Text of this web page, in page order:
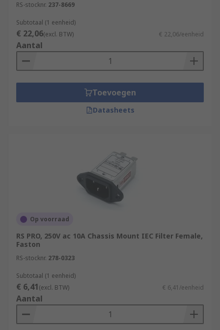
devices.
In power supplies or electronic equipment
industries, the IEC filter contains internally
generated noise inside the device and blocks out
external line noise. IEC filters have domestic
microwaves where internal electromagnetic
interference is frequently created, and may
otherwise damage the appliance.
There are a vast number of IEC filter types
available, each of which is adapted to a specific
RS-stocknr. 237-8669
Subtotaal (1 eenheid)
€ 22,06(excl. BTW) € 22,06/eenheid
Aantal
Toevoegen
Datasheets
Op voorraad
RS PRO, 250V ac 10A Chassis Mount IEC Filter Female,
Faston
RS-stocknr. 278-0323
Subtotaal (1 eenheid)
€ 6,41(excl. BTW) € 6,41/eenheid
Aantal